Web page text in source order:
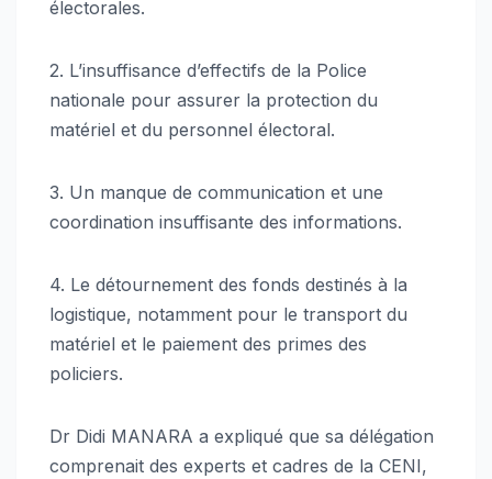
électorales.
2. L’insuffisance d’effectifs de la Police
nationale pour assurer la protection du
matériel et du personnel électoral.
3. Un manque de communication et une
coordination insuffisante des informations.
4. Le détournement des fonds destinés à la
logistique, notamment pour le transport du
matériel et le paiement des primes des
policiers.
Dr Didi MANARA a expliqué que sa délégation
comprenait des experts et cadres de la CENI,